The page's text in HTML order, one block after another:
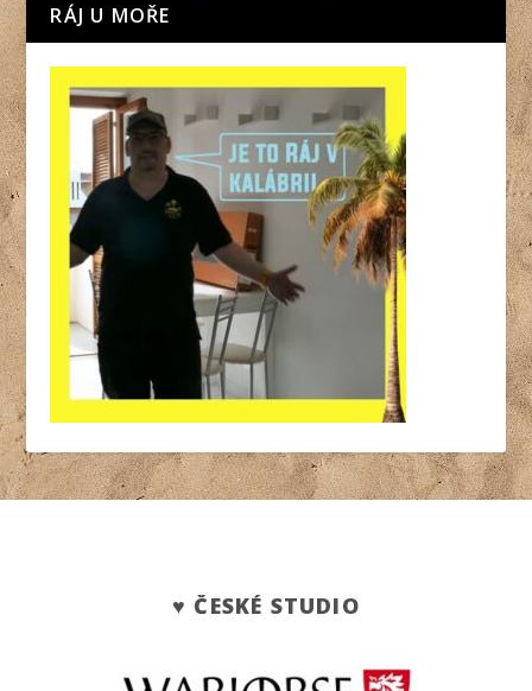
RÁJ U MOŘE
♥ ČESKÉ STUDIO